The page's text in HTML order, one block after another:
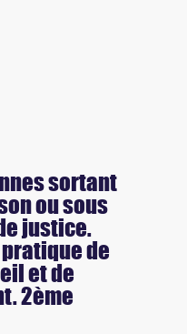
sortant
ou sous
justice.
de
et de
2ème